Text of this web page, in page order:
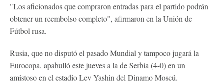
"Los aficionados que compraron entradas para el partido podrán
obtener un reembolso completo", afirmaron en la Unión de
Fútbol rusa.
Rusia, que no disputó el pasado Mundial y tampoco jugará la
Eurocopa, apabulló este jueves a la de Serbia (4-0) en un
amistoso en el estadio Lev Yashin del Dinamo Moscú.